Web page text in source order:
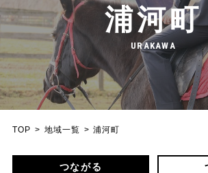
浦河町
URAKAWA
TOP 地域一覧 浦河町
つながる